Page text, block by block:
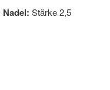
Nadel: Stärke 2,5